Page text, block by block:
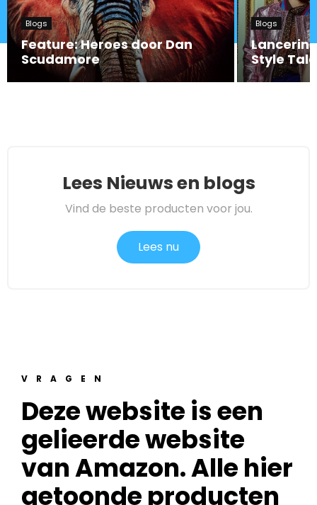
Blogs
Feature: Heroes door Dan
Scudamore
Blogs
Style
Lees Nieuws en blogs
Vind de beste producten voor jou.
Lees nu
VRAGEN
Deze website is een
gelieerde website
van Amazon. Alle hier
getoonde producten